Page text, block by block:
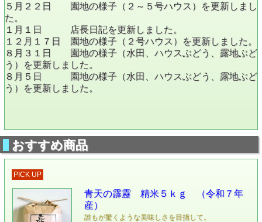
５月２２日 園地の様子（２～５号ハウス）を更新しまし
た。
１月１日 店長日記を更新しました。
１２月１７日 園地の様子（２号ハウス）を更新しました。
８月３１日 園地の様子（水田、ハウスぶどう、露地ぶど
う）を更新しました。
８月５日 園地の様子（水田、ハウスぶどう、露地ぶど
う）を更新しました。
おすすめ商品
PICK UP
青天の霹靂 精米５ｋｇ （令和７年
産）
誰もが驚くような美味しさを目指して。